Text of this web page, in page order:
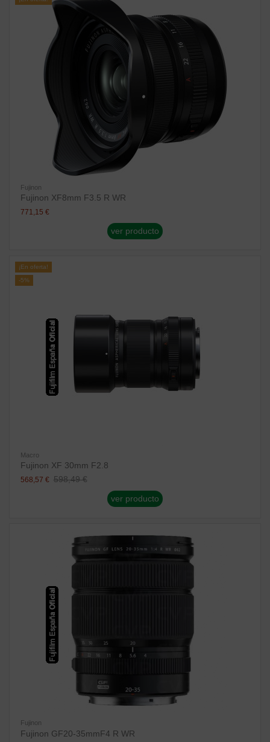
Fujinon
Fujinon XF8mm F3.5 R WR
771,15 €
ver producto
¡En oferta!
-5%
Macro
Fujinon XF 30mm F2.8
568,57 € 598,49 €
ver producto
Fujinon
Fujinon GF20-35mmF4 R WR